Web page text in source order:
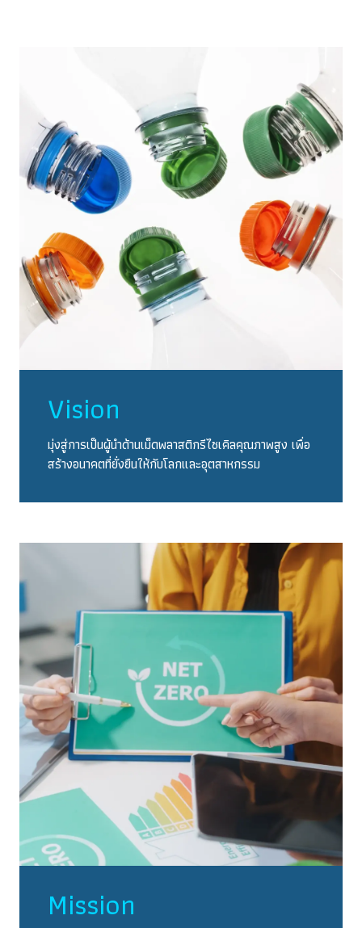
Vision
มุ่งสู่การเป็นผู้นำด้านเม็ดพลาสติกรีไซเคิลคุณภาพสูง เพื่อ
สร้างอนาคตที่ยั่งยืนให้กับโลกและอุตสาหกรรม
Mission